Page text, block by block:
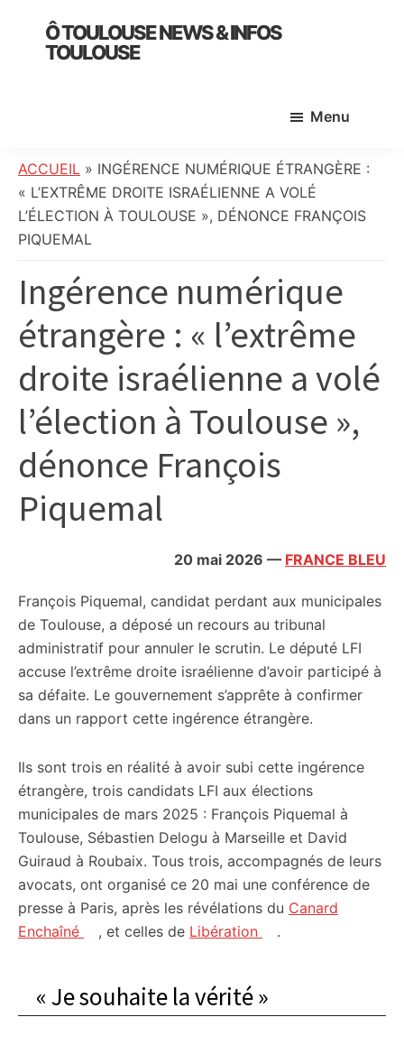
primary
Ô TOULOUSE NEWS & INFOS
TOULOUSE
:
info
locale,
société,
politique,
météo,
faits
et
initiatives
citoyennes
Menu
ACCUEIL » INGÉRENCE NUMÉRIQUE ÉTRANGÈRE :
« L’EXTRÊME DROITE ISRAÉLIENNE A VOLÉ
L’ÉLECTION À TOULOUSE », DÉNONCE FRANÇOIS
PIQUEMAL
Ingérence numérique
étrangère : « l’extrême
droite israélienne a volé
l’élection à Toulouse »,
dénonce François
Piquemal
20 mai 2026 — FRANCE BLEU
François Piquemal, candidat perdant aux municipales
de Toulouse, a déposé un recours au tribunal
administratif pour annuler le scrutin. Le député LFI
accuse l’extrême droite israélienne d’avoir participé à
sa défaite. Le gouvernement s’apprête à confirmer
dans un rapport cette ingérence étrangère.
Ils sont trois en réalité à avoir subi cette ingérence
étrangère, trois candidats LFI aux élections
municipales de mars 2025 : François Piquemal à
Toulouse, Sébastien Delogu à Marseille et David
Guiraud à Roubaix. Tous trois, accompagnés de leurs
avocats, ont organisé ce 20 mai une conférence de
presse à Paris, après les révélations du Canard
Enchaîné
, et celles de Libération .
« Je souhaite la vérité »